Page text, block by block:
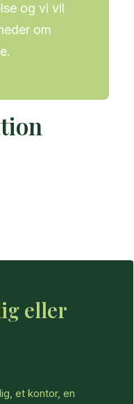
og vi vil
om
eller
et kontor, en